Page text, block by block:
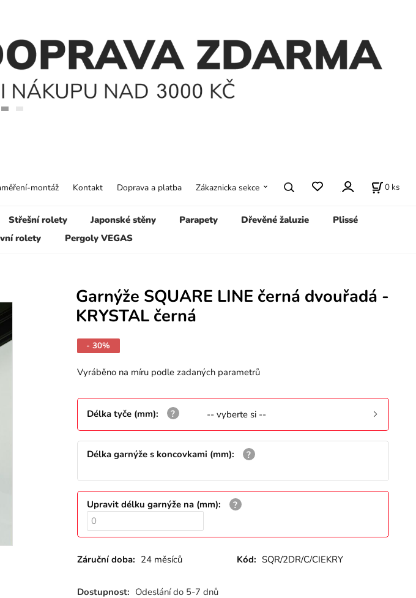
Střešní rolety Japonské stěny Parapety Dřevěné žaluzie
Plissé
rolety Pergoly VEGAS
montáž Kontakt Doprava a platba Zákaznicka sekce 0 ks
Garnýže SQUARE LINE černá dvouřadá -
KRYSTAL černá
- 30%
Vyráběno na míru podle zadaných parametrů
Délka tyče (mm): -- vyberte si --
Délka garnýže s koncovkami (mm):
Upravit délku garnýže na (mm):
Záruční doba: 24 měsíců Kód: SQR/2DR/C/CIEKRY
Dostupnost: Odeslání do 5-7 dnů